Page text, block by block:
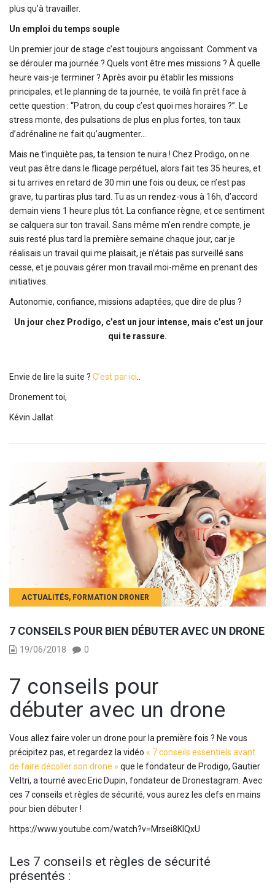
plus qu’à travailler.
Un emploi du temps souple
Un premier jour de stage c’est toujours angoissant. Comment va
se dérouler ma journée ? Quels vont être mes missions ? À quelle
heure vais-je terminer ? Après avoir pu établir les missions
principales, et le planning de ta journée, te voilà fin prêt face à
cette question : “Patron, du coup c’est quoi mes horaires ?”. Le
stress monte, des pulsations de plus en plus fortes, ton taux
d’adrénaline ne fait qu’augmenter…
Mais ne t’inquiète pas, ta tension te nuira ! Chez Prodigo, on ne
veut pas être dans le flicage perpétuel, alors fait tes 35 heures, et
si tu arrives en retard de 30 min une fois ou deux, ce n’est pas
grave, tu partiras plus tard. Tu as un rendez-vous à 16h, d’accord
demain viens 1 heure plus tôt. La confiance règne, et ce sentiment
se calquera sur ton travail. Sans même m’en rendre compte, je
suis resté plus tard la première semaine chaque jour, car je
réalisais un travail qui me plaisait, je n’étais pas surveillé sans
cesse, et je pouvais gérer mon travail moi-même en prenant des
initiatives.
Autonomie, confiance, missions adaptées, que dire de plus ?
Un jour chez Prodigo, c’est un jour intense, mais c’est un jour
qui te rassure.
Envie de lire la suite ? C’est par ici
Dronement toi,
Kévin Jallat
ACTUALITÉS, FORMATION DRONER
7 CONSEILS POUR BIEN DÉBUTER AVEC UN DRONE
19/06/2018 0
7 conseils pour
débuter avec un drone
Vous allez faire voler un drone pour la première fois ? Ne vous
précipitez pas, et regardez la vidéo « 7 conseils essentiels avant
de faire décoller son drone » que le fondateur de Prodigo, Gautier
Veltri, a tourné avec Eric Dupin, fondateur de Dronestagram. Avec
ces 7 conseils et règles de sécurité, vous aurez les clefs en mains
pour bien débuter !
https://www.youtube.com/watch?v=Mrsei8KIQxU
Les 7 conseils et règles de sécurité
présentés :